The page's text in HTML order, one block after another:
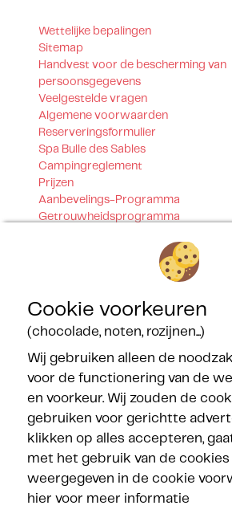
Wettelijke bepalingen
Sitemap
Handvest voor de bescherming van
persoonsgegevens
Veelgestelde vragen
Algemene voorwaarden
Reserveringsformulier
Spa Bulle des Sables
Campingreglement
Prijzen
Aanbevelings-Programma
Getrouwheidsprogramma
Onze certificeringen
Onze partners
Volg de Méditerranées
Cookie voorkeuren
(chocolade, noten, rozijnen...)
Wij gebruiken alleen de
voor de functionering van de
en voorkeur. Wij zouden de
gebruiken voor gerichtte
klikken op alles accepteren,
met het gebruik van de cookies
weergegeven in de cookie
hier voor meer informatie